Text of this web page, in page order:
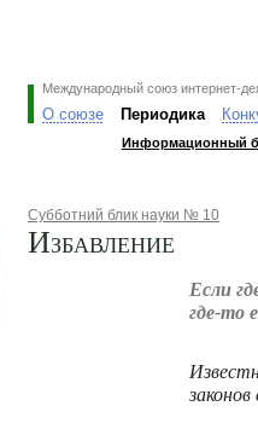
Международный союз интернет-
О союзе Периодика
Информационный
Субботний блик науки № 10
Избавление
Если
где-то
законов